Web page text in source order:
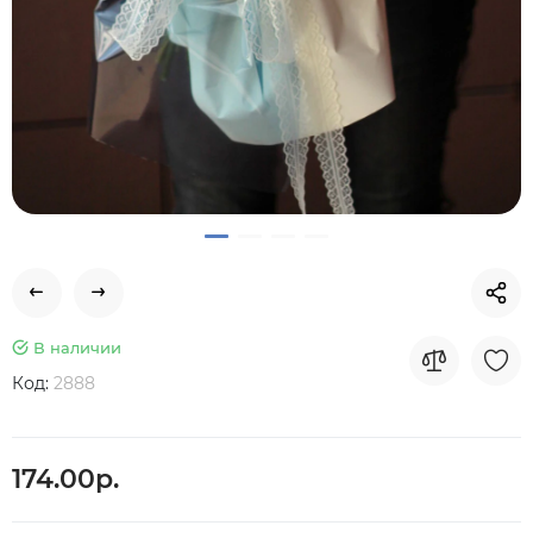
В наличии
Код: 2888
174.00р.